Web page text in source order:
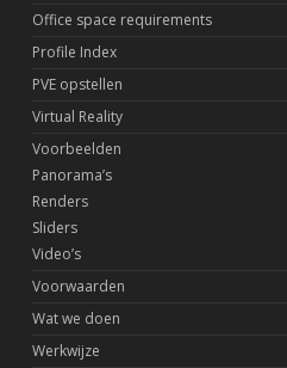
Office space requirements
Profile Index
PVE opstellen
Virtual Reality
Voorbeelden
Panorama’s
Renders
Sliders
Video’s
Voorwaarden
Wat we doen
Werkwijze